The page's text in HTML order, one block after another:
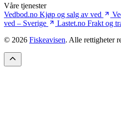
Våre tjenester
Vedbod.no Kjøp og salg av ved
ved – Sverige
Lastet.no Frakt og
© 2026 Fiskeavisen. Alle rettigheter